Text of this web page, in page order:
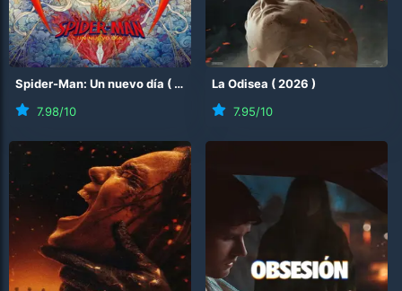
Spider-Man: Un nuevo día ( 2026
7.98/10
La Odisea (2026 )
7.95/10